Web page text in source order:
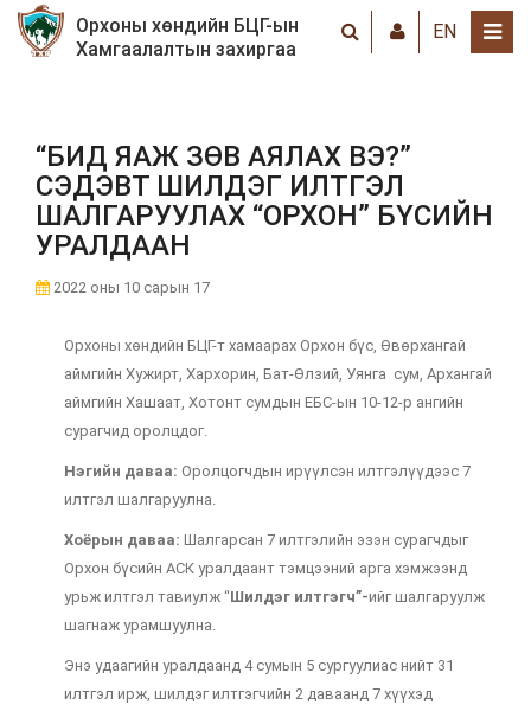
Орхоны хөндийн БЦГ-ын
Хамгаалалтын захиргаа
EN
“БИД ЯАЖ ЗӨВ АЯЛАХ ВЭ?”
СЭДЭВТ ШИЛДЭГ ИЛТГЭЛ
ШАЛГАРУУЛАХ “ОРХОН” БҮСИЙН
УРАЛДААН
2022 оны 10 сарын 17
Орхоны хөндийн БЦГ-т хамаарах Орхон бүс, Өвөрхангай
аймгийн Хужирт, Хархорин, Бат-Өлзий, Уянга сум, Архангай
аймгийн Хашаат, Хотонт сумдын ЕБС-ын 10-12-р ангийн
сурагчид оролцдог.
Нэгийн даваа: Оролцогчдын ирүүлсэн илтгэлүүдээс 7
илтгэл шалгаруулна.
Хоёрын даваа: Шалгарсан 7 илтгэлийн эзэн сурагчдыг
Орхон бүсийн АСК уралдаант тэмцээний арга хэмжээнд
урьж илтгэл тавиулж “Шилдэг илтгэгч”-ийг шалгаруулж
шагнаж урамшуулна.
Энэ удаагийн уралдаанд 4 сумын 5 сургуулиас нийт 31
илтгэл ирж, шилдэг илтгэгчийн 2 даваанд 7 хүүхэд